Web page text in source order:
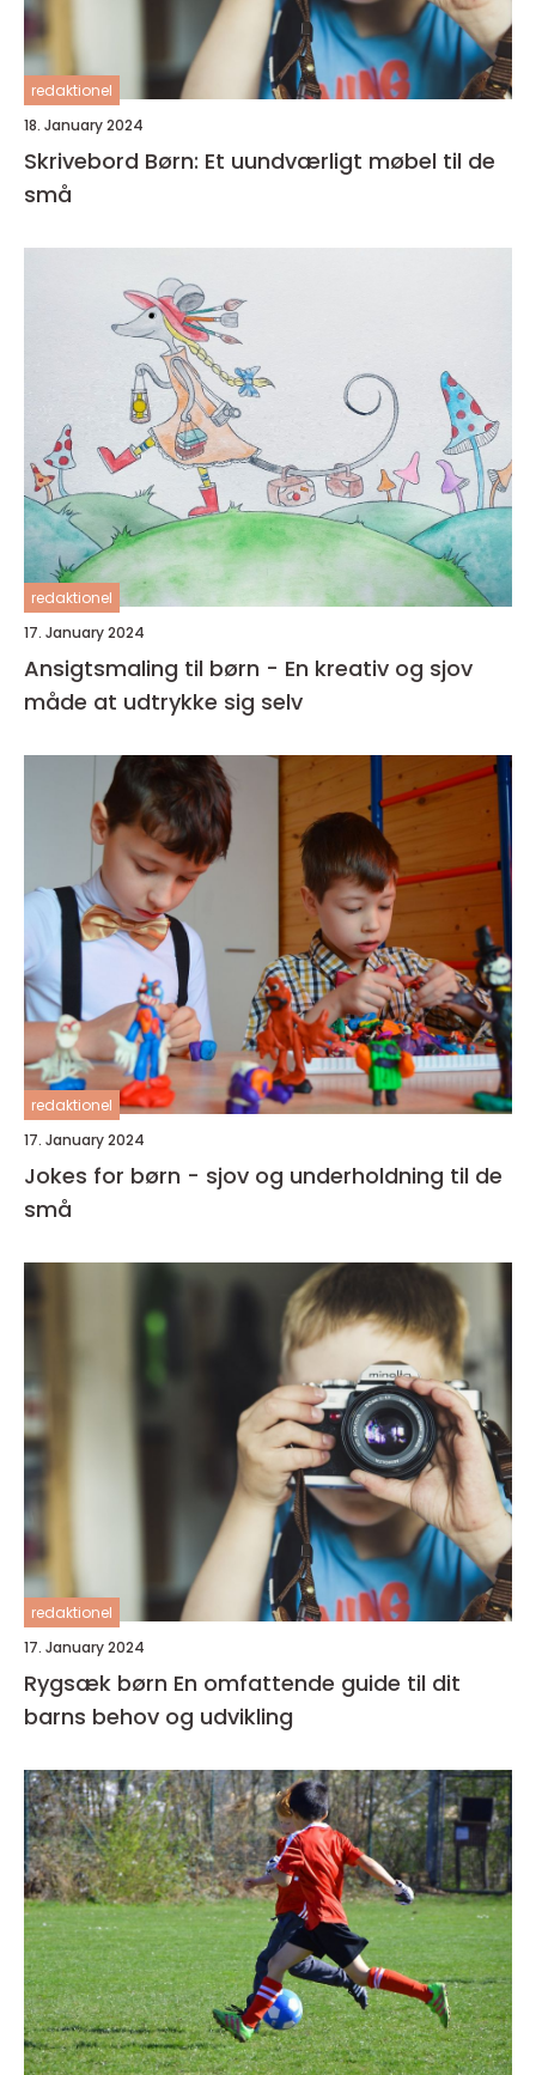
redaktionel
18. January 2024
Skrivebord Børn: Et uundværligt møbel til de
små
redaktionel
17. January 2024
Ansigtsmaling til børn - En kreativ og sjov
måde at udtrykke sig selv
redaktionel
17. January 2024
Jokes for børn - sjov og underholdning til de
små
redaktionel
17. January 2024
Rygsæk børn En omfattende guide til dit
barns behov og udvikling